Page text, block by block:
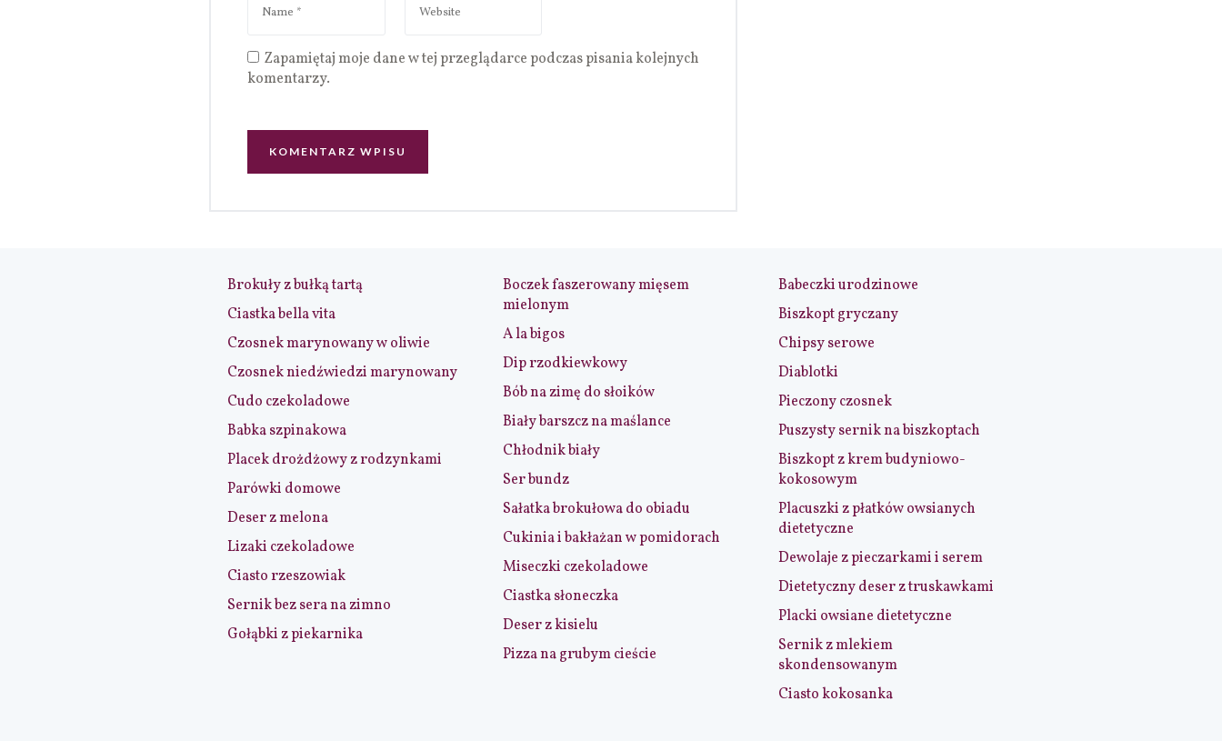
Zapamiętaj moje dane w tej przeglądarce podczas pisania kolejnych
komentarzy.
Brokuły z bułką tartą
Ciastka bella vita
Czosnek marynowany w oliwie
Czosnek niedźwiedzi marynowany
Cudo czekoladowe
Babka szpinakowa
Placek drożdżowy z rodzynkami
Parówki domowe
Deser z melona
Lizaki czekoladowe
Ciasto rzeszowiak
Sernik bez sera na zimno
Gołąbki z piekarnika
Boczek faszerowany mięsem
mielonym
A la bigos
Dip rzodkiewkowy
Bób na zimę do słoików
Biały barszcz na maślance
Chłodnik biały
Ser bundz
Sałatka brokułowa do obiadu
Cukinia i bakłażan w pomidorach
Miseczki czekoladowe
Ciastka słoneczka
Deser z kisielu
Pizza na grubym cieście
Babeczki urodzinowe
Biszkopt gryczany
Chipsy serowe
Diablotki
Pieczony czosnek
Puszysty sernik na biszkoptach
Biszkopt z krem budyniowo-
kokosowym
Placuszki z płatków owsianych
dietetyczne
Dewolaje z pieczarkami i serem
Dietetyczny deser z truskawkami
Placki owsiane dietetyczne
Sernik z mlekiem
skondensowanym
Ciasto kokosanka